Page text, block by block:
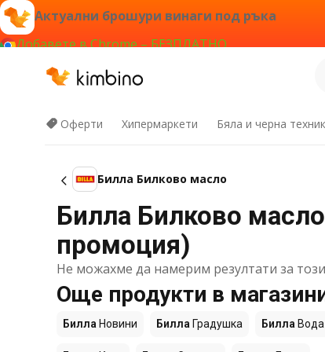
Актуални брошури винаги под ръка
Добавете в Chrome – БЕЗПЛАТНО
Оферти Хипермаркети Бяла и черна
Билла Билково масло
Билла Билково
промоция)
Не можахме да намерим резултати за
Още продукти в
Билла Новини Билла Градушка Билла Вода